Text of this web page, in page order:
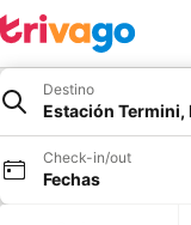
Destino
Estación Termini,
Check-in/out
Fechas